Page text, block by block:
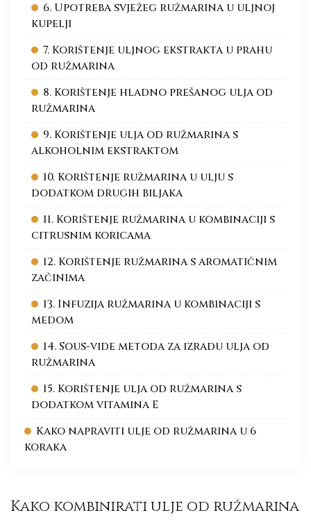
6. Upotreba svježeg ružmarina u uljnoj
kupelji
7. Korištenje uljnog ekstrakta u prahu
od ružmarina
8. Korištenje hladno prešanog ulja od
ružmarina
9. Korištenje ulja od ružmarina s
alkoholnim ekstraktom
10. Korištenje ružmarina u ulju s
dodatkom drugih biljaka
11. Korištenje ružmarina u kombinaciji s
citrusnim koricama
12. Korištenje ružmarina s aromatičnim
začinima
13. Infuzija ružmarina u kombinaciji s
medom
14. Sous-vide metoda za izradu ulja od
ružmarina
15. Korištenje ulja od ružmarina s
dodatkom vitamina E
Kako napraviti ulje od ružmarina u 6
koraka
Kako kombinirati ulje od ružmarina